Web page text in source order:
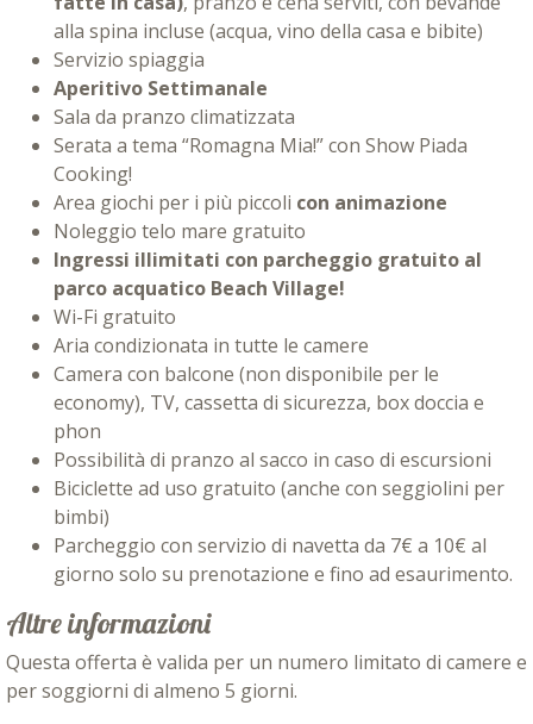
alla spina incluse (acqua, vino della casa e bibite)
Servizio spiaggia
Aperitivo Settimanale
Sala da pranzo climatizzata
Serata a tema “Romagna Mia!” con Show Piada
Cooking!
Area giochi per i più piccoli con animazione
Noleggio telo mare gratuito
Ingressi illimitati con parcheggio gratuito al
parco acquatico Beach Village!
Wi-Fi gratuito
Aria condizionata in tutte le camere
Camera con balcone (non disponibile per le
economy), TV, cassetta di sicurezza, box doccia e
phon
Possibilità di pranzo al sacco in caso di escursioni
Biciclette ad uso gratuito (anche con seggiolini per
bimbi)
Parcheggio con servizio di navetta da 7€ a 10€ al
giorno solo su prenotazione e fino ad esaurimento.
Altre informazioni
Questa offerta è valida per un numero limitato di camere e
per soggiorni di almeno 5 giorni.